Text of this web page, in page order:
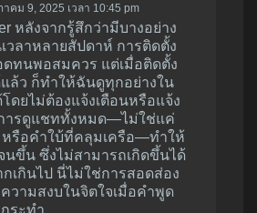
คม 9, 2025 เวลา 10:45 pm
หลังจากรู้สึกว่ามีบางอย่าง
วลาหลายสัปดาห์ การติดตั้ง
ดทนพอสมควร แต่เมื่อติดตั้ง
ล้ว ก็ทำให้ฉันดูทุกอย่างใน
โดยไม่ต้องแจ้งเตือนหรือแจ้ง
ารดูแชททั้งหมด—ไม่ใช่แค่
รือคำใบ้ที่คลุมเครือ—ทำให้
นขึ้น ซึ่งไม่สามารถเกิดขึ้นได้
เกินไป นี่ไม่ใช่การสอดส่อง
วามสงบในจิตใจเมื่อคำพูด
ระทำ